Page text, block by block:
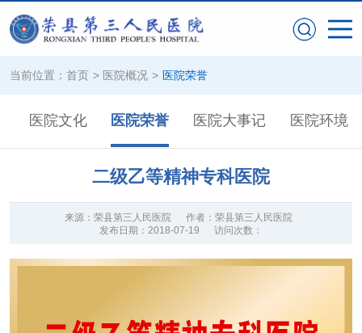
当前位置： 首页 > 医院概况 > 医院荣誉
医院文化 医院荣誉 医院大事记 医院环境
二级乙等精神专科医院
来源：荣县第三人民医院 作者： 荣县第三人民医院
发布日期： 2018-07-19 访问次数：